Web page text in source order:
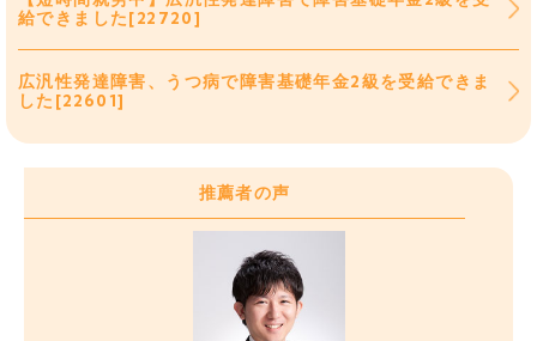
給できました[22720]
広汎性発達障害、うつ病で障害基礎年金2級を受給できま
した[22601]
推薦者の声